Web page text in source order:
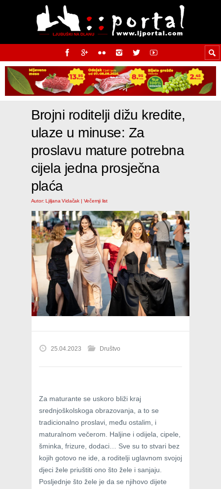
Brojni roditelji dižu kredite,
ulaze u minuse: Za
proslavu mature potrebna
cijela jedna prosječna
plaća
Autor: Ljiljana Vidačak | Večernji list
25.04.2023 Društvo
Za maturante se uskoro bliži kraj
srednjoškolskoga obrazovanja, a to se
tradicionalno proslavi, među ostalim, i
maturalnom večerom. Haljine i odijela, cipele,
šminka, frizure, dodaci… Sve su to stvari bez
kojih gotovo ne ide, a roditelji uglavnom svojoj
djeci žele priuštiti ono što žele i sanjaju.
Posljednje što žele je da se njihovo dijete